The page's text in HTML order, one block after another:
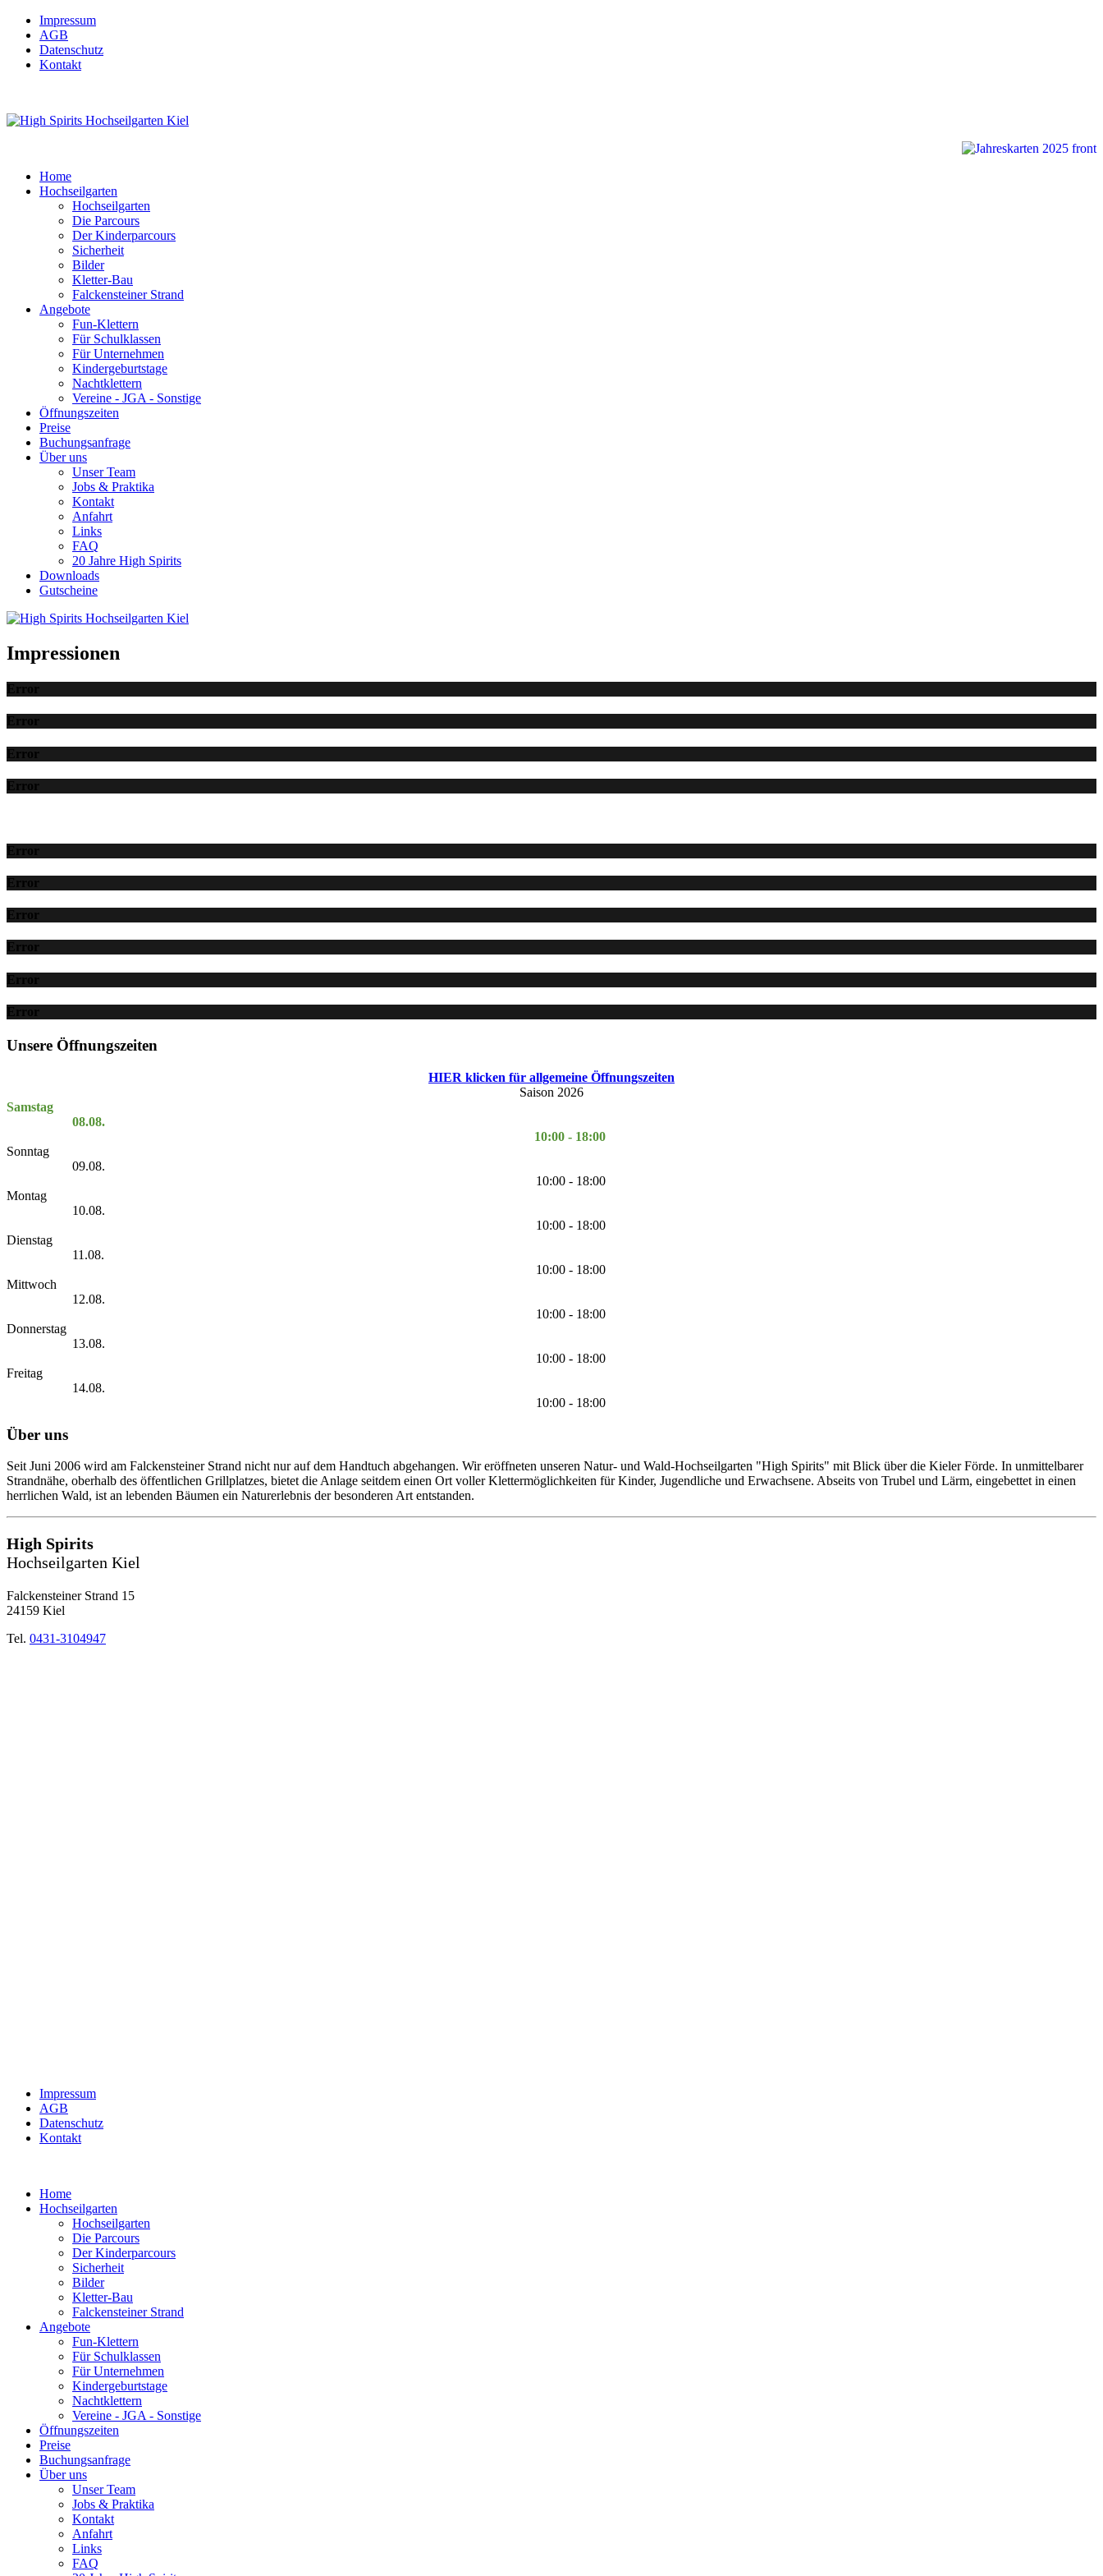
Impressum
AGB
Datenschutz
Kontakt
Home
Hochseilgarten
Hochseilgarten
Die Parcours
Der Kinderparcours
Sicherheit
Bilder
Kletter-Bau
Falckensteiner Strand
Angebote
Fun-Klettern
Für Schulklassen
Für Unternehmen
Kindergeburtstage
Nachtklettern
Vereine - JGA - Sonstige
Öffnungszeiten
Preise
Buchungsanfrage
Über uns
Unser Team
Jobs & Praktika
Kontakt
Anfahrt
Links
FAQ
20 Jahre High Spirits
Downloads
Gutscheine
Impressionen
Error
Error
Error
Error
Error
Error
Error
Error
Error
Error
Unsere Öffnungszeiten
HIER klicken für allgemeine Öffnungszeiten
Saison 2026
Samstag
08.08.
10:00 - 18:00
Sonntag
09.08.
10:00 - 18:00
Montag
10.08.
10:00 - 18:00
Dienstag
11.08.
10:00 - 18:00
Mittwoch
12.08.
10:00 - 18:00
Donnerstag
13.08.
10:00 - 18:00
Freitag
14.08.
10:00 - 18:00
Über uns
Seit Juni 2006 wird am Falckensteiner Strand nicht nur auf dem Handtuch abgehangen. Wir eröffneten unseren Natur- und Wald-Hochseilgarten "High Spirits" mit Blick über die Kieler Förde. In unmittelbarer
Strandnähe, oberhalb des öffentlichen Grillplatzes, bietet die Anlage seitdem einen Ort voller Klettermöglichkeiten für Kinder, Jugendliche und Erwachsene. Abseits von Trubel und Lärm, eingebettet in einen
herrlichen Wald, ist an lebenden Bäumen ein Naturerlebnis der besonderen Art entstanden.
High Spirits
Hochseilgarten Kiel
Falckensteiner Strand 15
24159 Kiel
Tel. 0431-3104947
Impressum
AGB
Datenschutz
Kontakt
Home
Hochseilgarten
Hochseilgarten
Die Parcours
Der Kinderparcours
Sicherheit
Bilder
Kletter-Bau
Falckensteiner Strand
Angebote
Fun-Klettern
Für Schulklassen
Für Unternehmen
Kindergeburtstage
Nachtklettern
Vereine - JGA - Sonstige
Öffnungszeiten
Preise
Buchungsanfrage
Über uns
Unser Team
Jobs & Praktika
Kontakt
Anfahrt
Links
FAQ